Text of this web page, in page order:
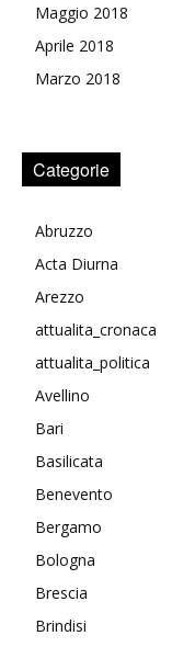
Maggio 2018
Aprile 2018
Marzo 2018
Categorie
Abruzzo
Acta Diurna
Arezzo
attualita_cronaca
attualita_politica
Avellino
Bari
Basilicata
Benevento
Bergamo
Bologna
Brescia
Brindisi